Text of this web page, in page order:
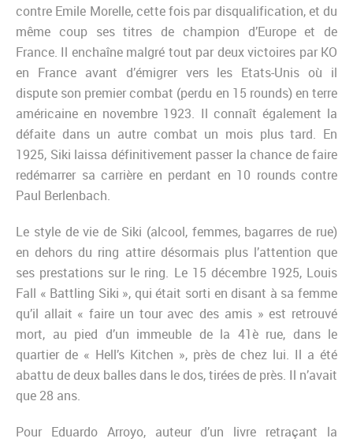
contre Emile Morelle, cette fois par disqualification, et du
même coup ses titres de champion d’Europe et de
France. Il enchaîne malgré tout par deux victoires par KO
en France avant d’émigrer vers les Etats-Unis où il
dispute son premier combat (perdu en 15 rounds) en terre
américaine en novembre 1923. Il connaît également la
défaite dans un autre combat un mois plus tard. En
1925, Siki laissa définitivement passer la chance de faire
redémarrer sa carrière en perdant en 10 rounds contre
Paul Berlenbach.
Le style de vie de Siki (alcool, femmes, bagarres de rue)
en dehors du ring attire désormais plus l’attention que
ses prestations sur le ring. Le 15 décembre 1925, Louis
Fall « Battling Siki », qui était sorti en disant à sa femme
qu’il allait « faire un tour avec des amis » est retrouvé
mort, au pied d’un immeuble de la 41è rue, dans le
quartier de « Hell’s Kitchen », près de chez lui. Il a été
abattu de deux balles dans le dos, tirées de près. Il n’avait
que 28 ans.
Pour Eduardo Arroyo, auteur d’un livre retraçant la